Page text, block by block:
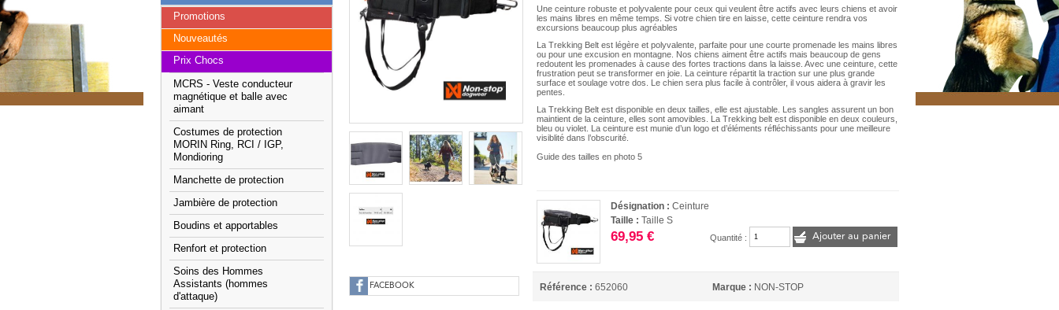
Promotions
Nouveautés
Prix Chocs
MCRS - Veste conducteur
magnétique et balle avec
aimant
Costumes de protection
MORIN Ring, RCI / IGP,
Mondioring
Manchette de protection
Jambière de protection
Boudins et apportables
Renfort et protection
Soins des Hommes
Assistants (hommes
d'attaque)
FACEBOOK
Une ceinture robuste et polyvalente pour ceux qui veulent être actifs avec leurs chiens et avoir
les mains libres en même temps. Si votre chien tire en laisse, cette ceinture rendra vos
excursions beaucoup plus agréables
La Trekking Belt est légère et polyvalente, parfaite pour une courte promenade les mains libres
ou pour une excusion en montagne. Nos chiens aiment être actifs mais beaucoup de gens
redoutent les promenades à cause des fortes tractions dans la laisse. Avec une ceinture, cette
frustration peut se transformer en joie. La ceinture répartit la traction sur une plus grande
surface et soulage votre dos. Le chien sera plus facile à contrôler, il vous aidera à gravir les
pentes.
La Trekking Belt est disponible en deux tailles, elle est ajustable. Les sangles assurent un bon
maintient de la ceinture, elles sont amovibles. La Trekking belt est disponible en deux couleurs,
bleu ou violet. La ceinture est munie d’un logo et d’éléments réfléchissants pour une meilleure
visiblité dans l’obscurité.
Guide des tailles en photo 5
Désignation :Ceinture
Taille :Taille S
69,95 € Quantité : Ajouter au panier
Référence : 652060 Marque : NON-STOP